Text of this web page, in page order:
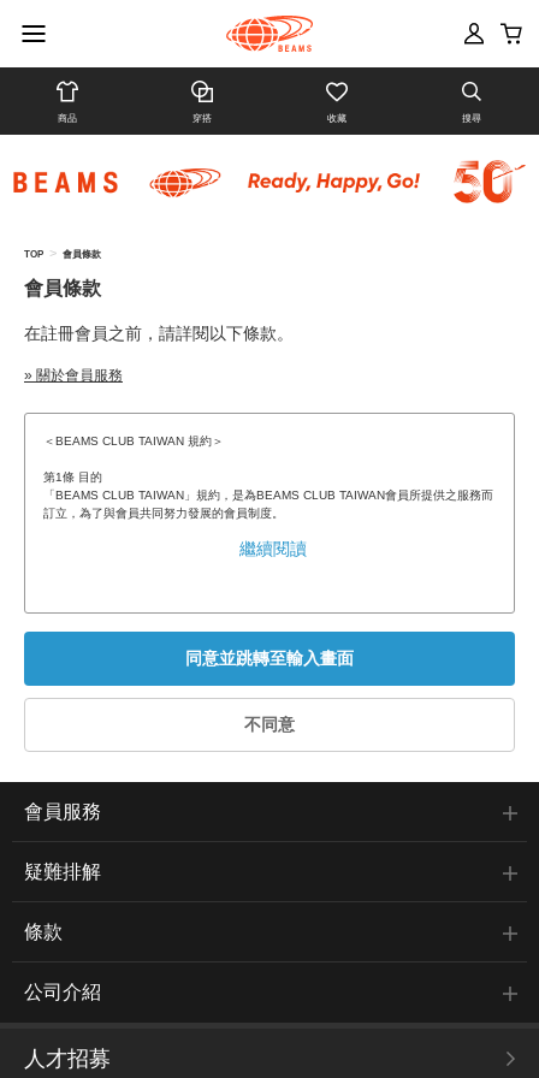
商品 穿搭 收藏 搜尋
TOP > 會員條款
會員條款
在註冊會員之前，請詳閱以下條款。
» 關於會員服務
＜BEAMS CLUB TAIWAN 規約＞
第1條 目的
「BEAMS CLUB TAIWAN」規約，是為BEAMS CLUB TAIWAN會員所提供之服務而
繼續閱讀
會員服務
疑難排解
條款
公司介紹
人才招募